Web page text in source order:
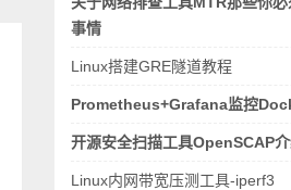
事情
Linux搭建GRE隧道教程
Prometheus+Grafana监控
开源安全扫描工具OpenSCAP
Linux内网带宽压测工具-iperf3